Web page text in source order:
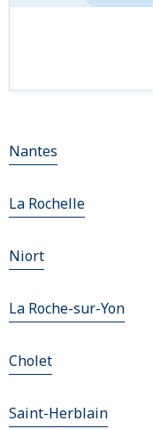
Nantes
La Rochelle
Niort
La Roche-sur-Yon
Cholet
Saint-Herblain